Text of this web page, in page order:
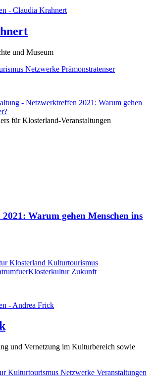
und Museum
Netzwerke Prämonstratenser
Warum gehen Menschen ins
Klosterland Kulturtourismus
Zukunft
und Vernetzung im Kulturbereich sowie
Kulturtourismus Netzwerke Veranstaltungen